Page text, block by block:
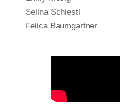
Selina Schiestl
Felica Baumgartner